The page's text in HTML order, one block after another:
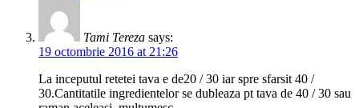
Tami Tereza says:
19 octombrie 2016 at 21:26
La inceputul retetei tava e de20 / 30 iar spre sfarsit 40 /
30.Cantitatile ingredientelor se dubleaza pt tava de 40 / 30 sau